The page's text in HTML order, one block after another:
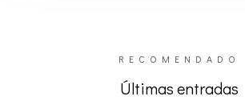
RECOMENDADO
Últimas entradas